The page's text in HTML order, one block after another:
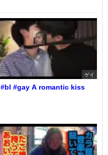
ゲイ
#bl #gay A romantic kiss